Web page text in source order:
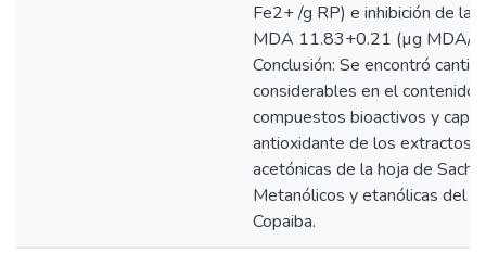
Fe2+ /g RP) e inhibición de la
MDA 11.83+0.21 (µg MDA/g
Conclusión: Se encontró
considerables en el contenido
compuestos bioactivos y
antioxidante de los extractos
acetónicas de la hoja de
Metanólicos y etanólicas del
Copaiba.